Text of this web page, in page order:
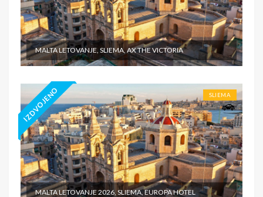
MALTA LETOVANJE, SLIEMA, AX THE VICTORIA
IZDVOJENO SLIEMA
MALTA LETOVANJE 2026, SLIEMA, EUROPA HOTEL